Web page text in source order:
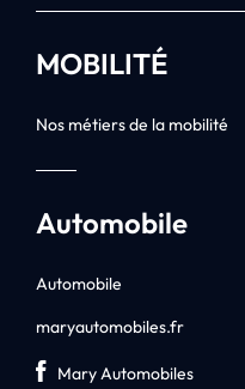
MOBILITÉ
Nos métiers de la mobilité
Automobile
Automobile
maryautomobiles.fr
Mary Automobiles